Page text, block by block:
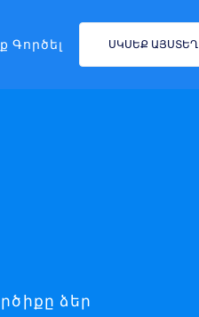
Գործել ՍԿՍԵՔ ԱՅՍՏԵՂ
ձեր